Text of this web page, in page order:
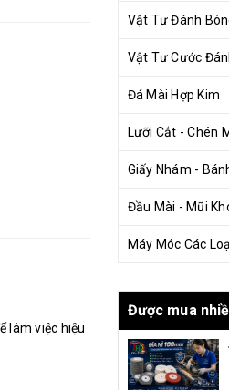
làm việc hiệu
Vật Tư Đánh
Vật Tư Cước
Đá Mài Hợp Kim
Lưỡi Cắt - Chén
Giấy Nhám -
Đầu Mài - Mũi
Máy Móc Các
Được mua